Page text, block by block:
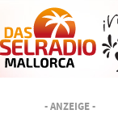
- ANZEIGE -